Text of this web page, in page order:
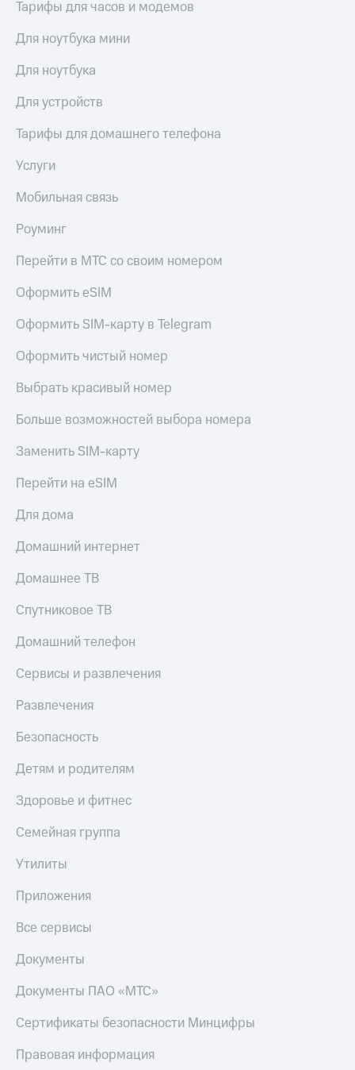
Тарифы для часов и модемов
Для ноутбука мини
Для ноутбука
Для устройств
Тарифы для домашнего телефона
Услуги
Мобильная связь
Роуминг
Перейти в МТС со своим номером
Оформить eSIM
Оформить SIM-карту в Telegram
Оформить чистый номер
Выбрать красивый номер
Больше возможностей выбора номера
Заменить SIM-карту
Перейти на eSIM
Для дома
Домашний интернет
Домашнее ТВ
Спутниковое ТВ
Домашний телефон
Сервисы и развлечения
Развлечения
Безопасность
Детям и родителям
Здоровье и фитнес
Семейная группа
Утилиты
Приложения
Все сервисы
Документы
Документы ПАО «МТС»
Сертификаты безопасности Минцифры
Правовая информация